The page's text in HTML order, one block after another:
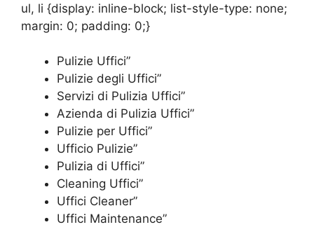
ul, li {display: inline-block; list-style-type: none;
margin: 0; padding: 0;}
Pulizie Uffici”
Pulizie degli Uffici”
Servizi di Pulizia Uffici”
Azienda di Pulizia Uffici”
Pulizie per Uffici”
Ufficio Pulizie”
Pulizia di Uffici”
Cleaning Uffici”
Uffici Cleaner”
Uffici Maintenance”